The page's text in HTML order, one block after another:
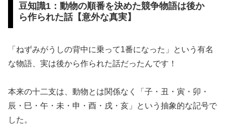
豆知識1：動物の順番を決めた競争物語は後か
ら作られた話【意外な真実】
「ねずみがうしの背中に乗って1番になった」という有名
な物語、実は後から作られた話だったんです！
本来の十二支は、動物とは関係なく「子・丑・寅・卯・
辰・巳・午・未・申・酉・戌・亥」という抽象的な記号で
した。